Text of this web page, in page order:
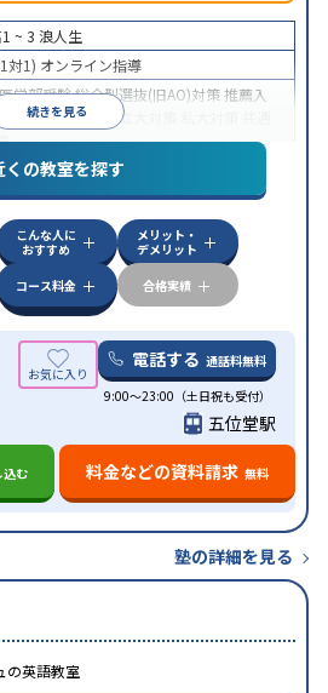
続きを見る
~ 3 浪人生
対1) オンライン指導
医学部受験総合型選抜(旧AO)対策推薦入
別特化対策 国公立大対策
生に対応授業の振替可能
イン対応1科目から受講可能季節講習の
自習室あり
くの教室を探す
こんな人に
おすすめ
メリット・
デメリット
コース料金 合格実績
電話する 通話料無料
9:00～23:00（土日祝も受付）
五位堂駅
込む 料金などの資料請求 無料
塾の詳細を見る
の英語教室